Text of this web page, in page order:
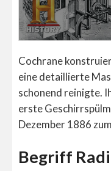
Cochrane
eine detaillierte
schonend reinigte.
erste
Dezember 1886
Begriff